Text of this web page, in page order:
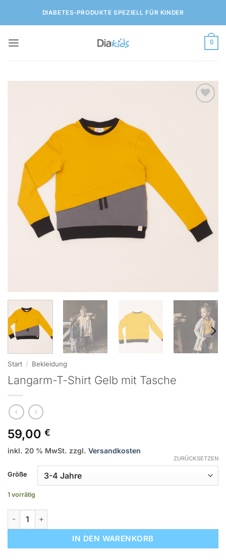
DIABETES-PRODUKTE SPEZIELL FÜR KINDER
0
Start / Bekleidung
Langarm-T-Shirt Gelb mit Tasche
59,00 €
inkl. 20 % MwSt. zzgl. Versandkosten
Größe
ZURÜCKSETZEN
1 vorrätig
Langarm-T-Shirt Gelb mit Tasche Menge
IN DEN WARENKORB